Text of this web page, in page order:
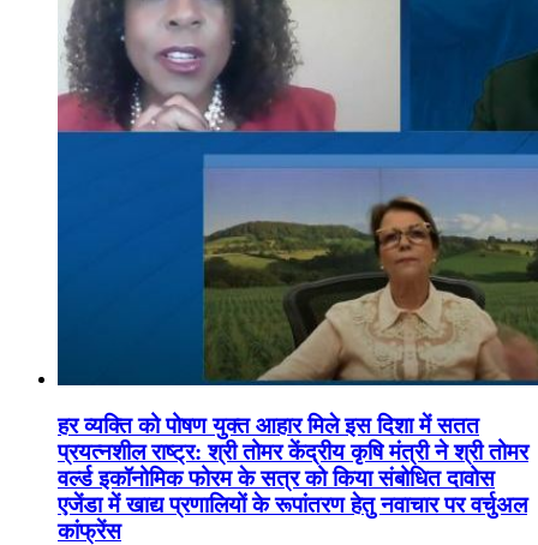
हर व्यक्ति को पोषण युक्त आहार मिले इस दिशा में सतत
प्रयत्नशील राष्ट्र: श्री तोमर केंद्रीय कृषि मंत्री ने श्री तोमर
वर्ल्ड इकॉनोमिक फोरम के सत्र को किया संबोधित दावोस
एजेंडा में खाद्य प्रणालियों के रूपांतरण हेतु नवाचार पर वर्चुअल
कांफ्रेंस